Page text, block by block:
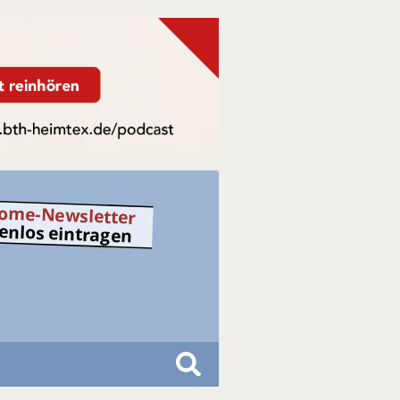
Newsletter
eintragen
S